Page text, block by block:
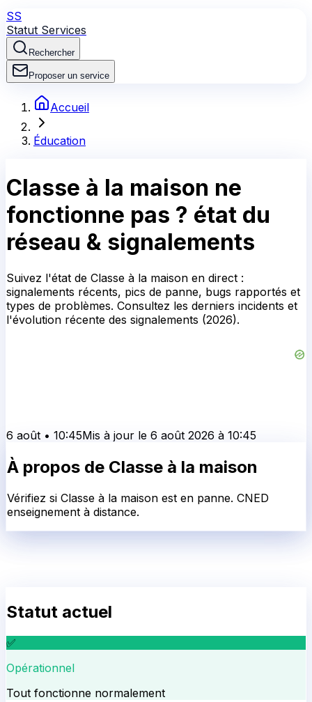
SS
Statut Services
Rechercher
Proposer un service
Accueil
Éducation
Classe à la maison ne
fonctionne pas ? état du
réseau & signalements
Suivez l'état de Classe à la maison en direct :
signalements récents, pics de panne, bugs rapportés et
types de problèmes. Consultez les derniers incidents et
l'évolution récente des signalements (2026).
6 août • 10:45Mis à jour le 6 août 2026 à 10:45
À propos de Classe à la maison
Vérifiez si Classe à la maison est en panne. CNED
enseignement à distance.
Statut actuel
✅
Opérationnel
Tout fonctionne normalement